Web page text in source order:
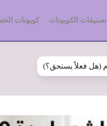
تصنيفات الكوبونات كوبونات